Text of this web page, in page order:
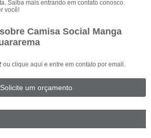
Saiba mais entrando em contato conosco.
você!
Camisa Social Manga
ou clique aqui e entre em contato por email.
Solicite um orçamento